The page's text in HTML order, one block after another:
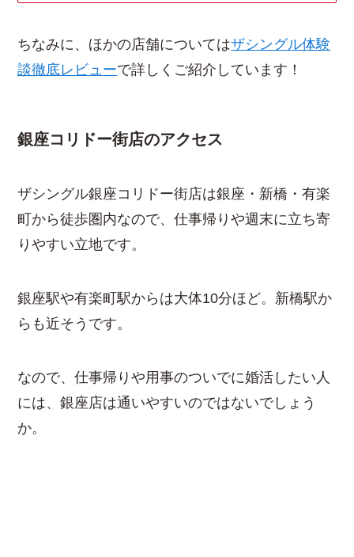
ちなみに、ほかの店舗についてはザシングル体験
談徹底レビューで詳しくご紹介しています！
銀座コリドー街店のアクセス
ザシングル銀座コリドー街店は銀座・新橋・有楽
町から徒歩圏内なので、仕事帰りや週末に立ち寄
りやすい立地です。
銀座駅や有楽町駅からは大体10分ほど。新橋駅か
らも近そうです。
なので、仕事帰りや用事のついでに婚活したい人
には、銀座店は通いやすいのではないでしょう
か。